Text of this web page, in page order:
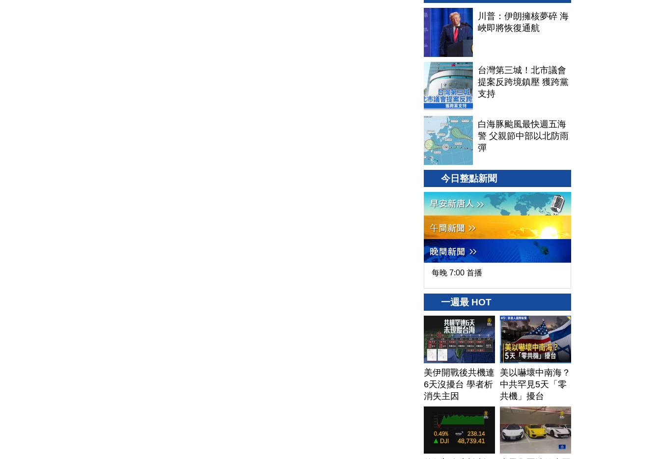
川普：伊朗擁核夢碎 海
峽即將恢復通航
台灣第三城！北市議會
提案反跨境鎮壓 獲跨黨
支持
白海豚颱風最快週五海
警 父親節中部以北防雨
彈
今日整點新聞
每晚 7:00 首播
一週最 HOT
美伊開戰後共機連
6天沒擾台 學者析
消失主因
美以嚇壞中南海？
中共罕見5天「零
共機」擾台